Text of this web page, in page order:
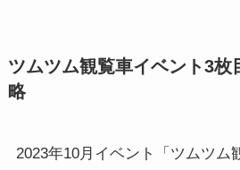
ツムツム観覧車イベント3枚
略
2023年10月イベント「ツムツム